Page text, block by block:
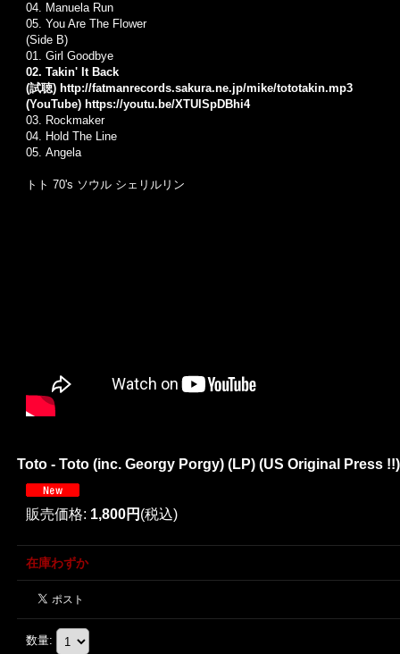
04. Manuela Run
05. You Are The Flower
(Side B)
01. Girl Goodbye
02. Takin' It Back
(試聴) http://fatmanrecords.sakura.ne.jp/mike/tototakin.mp3
(YouTube) https://youtu.be/XTUlSpDBhi4
03. Rockmaker
04. Hold The Line
05. Angela
トト 70's ソウル シェリルリン
Toto - Toto (inc. Georgy Porgy) (LP) (US Original Press !!)
販売価格: 1,800円 (税込)
在庫わずか
数量: